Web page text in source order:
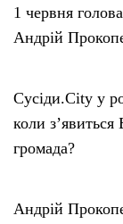
Етичний кодекс
1 червня
Андрій
Сусіди.City у
коли з’явиться
громада?
Андрій